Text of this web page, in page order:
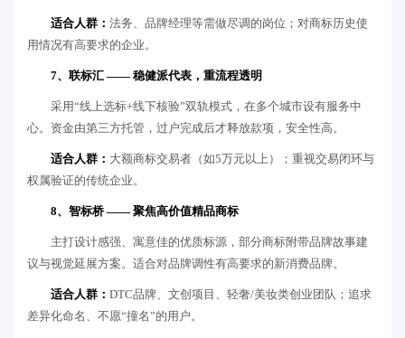
适合人群： 法务、品牌经理等需做尽调的岗位；对商标历史使
用情况有高要求的企业。
7、联标汇 —— 稳健派代表，重流程透明
采用“线上选标+线下核验”双轨模式，在多个城市设有服务中
心。资金由第三方托管，过户完成后才释放款项，安全性高。
适合人群： 大额商标交易者（如5万元以上）；重视交易闭环与
权属验证的传统企业。
8、智标桥 —— 聚焦高价值精品商标
主打设计感强、寓意佳的优质标源，部分商标附带品牌故事建
议与视觉延展方案。适合对品牌调性有高要求的新消费品牌。
适合人群： DTC品牌、文创项目、轻奢/美妆类创业团队；追求
差异化命名、不愿“撞名”的用户。